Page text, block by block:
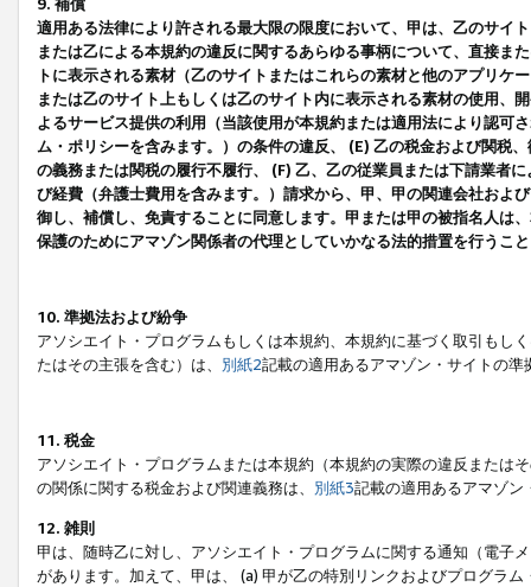
9. 補償
適用ある法律により許される最大限の限度において、甲は、乙のサイ
または乙による本規約の違反に関するあらゆる事柄について、直接ま
トに表示される素材（乙のサイトまたはこれらの素材と他のアプリ
または乙のサイト上もしくは乙のサイト内に表示される素材の使用、
よるサービス提供の利用（当該使用が本規約または適用法により認可
ム・ポリシーを含みます。）の条件の違反、 (E) 乙の税金および関税
の義務または関税の履行不履行、 (F) 乙、乙の従業員または下請業者
び経費（弁護士費用を含みます。）請求から、甲、甲の関連会社およ
御し、補償し、免責することに同意します。甲または甲の被指名人は
保護のためにアマゾン関係者の代理としていかなる法的措置を行うこ
10. 準拠法および紛争
アソシエイト・プログラムもしくは本規約、本規約に基づく取引もし
たはその主張を含む）は、 別紙2記載の適用あるアマゾン・サイトの
11. 税金
アソシエイト・プログラムまたは本規約（本規約の実際の違反または
の関係に関する税金および関連義務は、 別紙3記載の適用あるアマゾン
12. 雑則
甲は、随時乙に対し、アソシエイト・プログラムに関する通知（電子
があります。加えて、甲は、 (a) 甲が乙の特別リンクおよびプログラ